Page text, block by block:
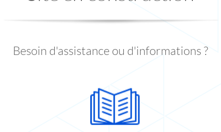
Besoin d'assistance ou d'informations ?